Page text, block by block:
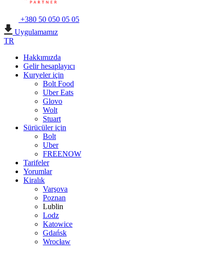
+380 50 050 05 05
Uygulamamız
TR
Hakkımızda
Gelir hesaplayıcı
Kuryeler için
Bolt Food
Uber Eats
Glovo
Wolt
Stuart
Sürücüler için
Bolt
Uber
FREENOW
Tarifeler
Yorumlar
Kiralık
Varşova
Poznan
Lublin
Lodz
Katowice
Gdańsk
Wrocław